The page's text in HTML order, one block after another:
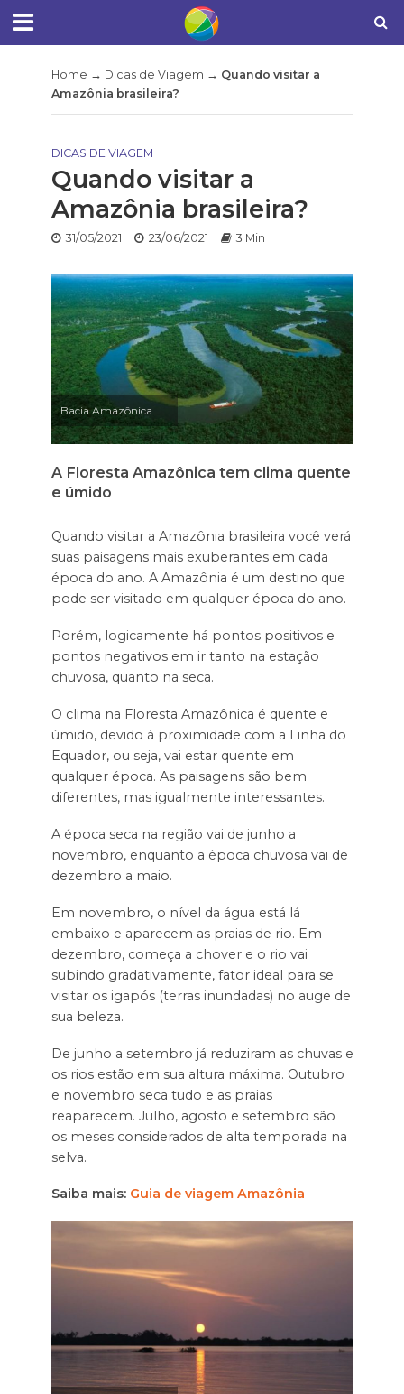
Home → Dicas de Viagem → Quando visitar a
Amazônia brasileira?
DICAS DE VIAGEM
Quando visitar a
Amazônia brasileira?
31/05/2021 23/06/2021 3 Min
Bacia Amazônica
A Floresta Amazônica tem clima quente
e úmido
Quando visitar a Amazônia brasileira você verá
suas paisagens mais exuberantes em cada
época do ano. A Amazônia é um destino que
pode ser visitado em qualquer época do ano.
Porém, logicamente há pontos positivos e
pontos negativos em ir tanto na estação
chuvosa, quanto na seca.
O clima na Floresta Amazônica é quente e
úmido, devido à proximidade com a Linha do
Equador, ou seja, vai estar quente em
qualquer época. As paisagens são bem
diferentes, mas igualmente interessantes.
A época seca na região vai de junho a
novembro, enquanto a época chuvosa vai de
dezembro a maio.
Em novembro, o nível da água está lá
embaixo e aparecem as praias de rio. Em
dezembro, começa a chover e o rio vai
subindo gradativamente, fator ideal para se
visitar os igapós (terras inundadas) no auge de
sua beleza.
De junho a setembro já reduziram as chuvas e
os rios estão em sua altura máxima. Outubro
e novembro seca tudo e as praias
reaparecem. Julho, agosto e setembro são
os meses considerados de alta temporada na
selva.
Saiba mais: Guia de viagem Amazônia